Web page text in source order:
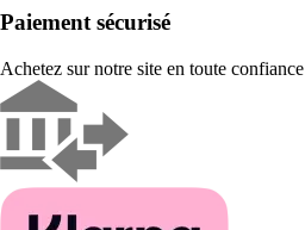
Paiement sécurisé
Achetez sur notre site en toute confiance